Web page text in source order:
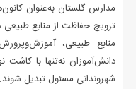
مدارس گلستان به‌عنوان
ترویج حفاظت از منابع طبیعی
منابع طبیعی،
دانش‌آموزان نه‌تنها با کاشت
شهروندانی مسئول تبدیل شوند.